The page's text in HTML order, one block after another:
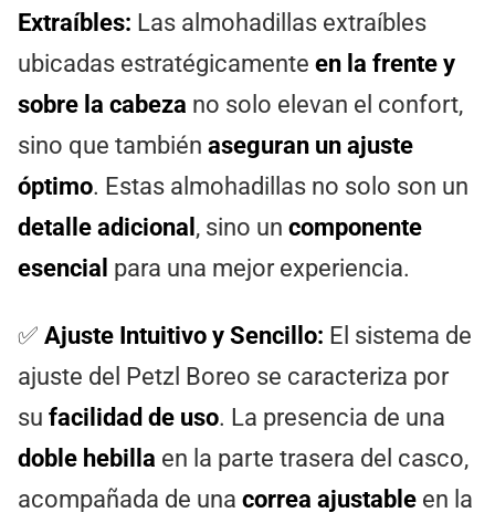
Extraíbles: Las almohadillas extraíbles
ubicadas estratégicamente en la frente y
sobre la cabeza no solo elevan el confort,
sino que también aseguran un ajuste
óptimo. Estas almohadillas no solo son un
detalle adicional , sino un componente
esencial para una mejor experiencia.
✅ Ajuste Intuitivo y Sencillo: El sistema de
ajuste del Petzl Boreo se caracteriza por
su facilidad de uso. La presencia de una
doble hebilla en la parte trasera del casco,
acompañada de una correa ajustable en la